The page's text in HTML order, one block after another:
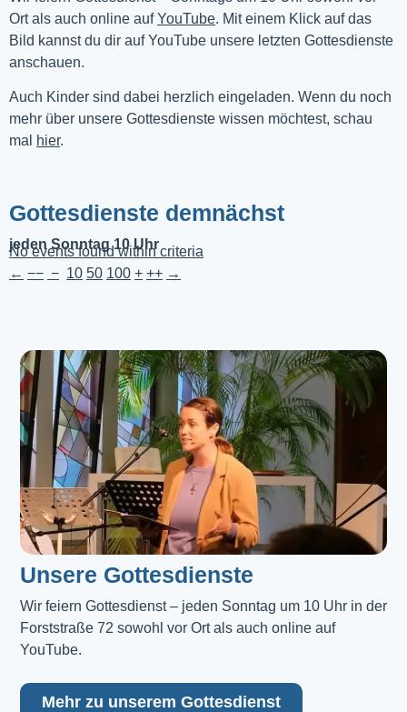
Ort als auch online auf YouTube. Mit einem Klick auf das
Bild kannst du dir auf YouTube unsere letzten Gottesdienste
anschauen.
Auch Kinder sind dabei herzlich eingeladen. Wenn du noch
mehr über unsere Gottesdienste wissen möchtest, schau
mal
hier.
Gottesdienste demnächst
jeden Sonntag 10 Uhr
No events found within criteria
← −− − 10 50 100 + ++ →
Unsere Gottesdienste
Wir feiern Gottesdienst – jeden Sonntag um 10 Uhr in der
Forststraße 72 sowohl vor Ort als auch online auf
YouTube.
Mehr zu unserem Gottesdienst